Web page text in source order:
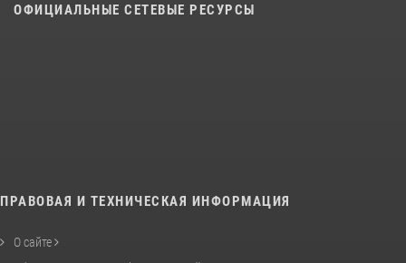
ОФИЦИАЛЬНЫЕ СЕТЕВЫЕ РЕСУРСЫ
ПРАВОВАЯ И ТЕХНИЧЕСКАЯ ИНФОРМАЦИЯ
О сайте